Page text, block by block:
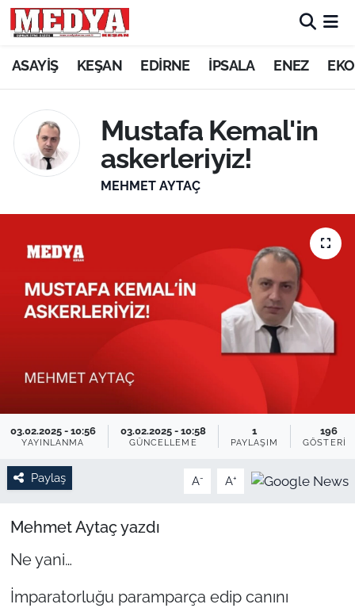
ASAYİŞ KEŞAN EDİRNE İPSALA ENEZ
Mustafa Kemal'in
askerleriyiz!
MEHMET AYTAÇ
03.02.2025 - 10:56
YAYINLANMA
03.02.2025 - 10:58
GÜNCELLEME
1
PAYLAŞIM
196
GÖSTERIM
Paylaş A- A+
Mehmet Aytaç yazdı
Ne yani…
İmparatorluğu paramparça edip canını
KEŞAN
ASAYİŞ
SİYASET
EKONOMİ
SAĞLIK
TARIM VE HAYVANCILIK
KÜLTÜR SANAT
RESMİ İLAN